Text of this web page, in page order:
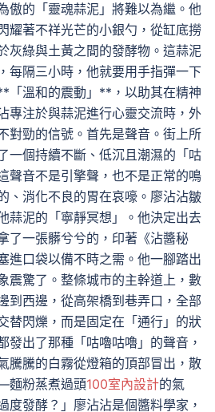
傲的「靈魂蒜泥」將難以為繼。他
耀著不祥光芒的小銀勺，從缸底撈
灰綠與土黃之間的發酵物。這蒜泥
每隔三小時，他就要用手指彈一下
「溫和的震動」**，以助其在精神
專注於與蒜泥進行心靈交流時，外
對勁的信號。首先是聲音。街上所
一個持續不斷、低沉且潮濕的「咕
音不是引擎聲，也不是正常的鳴
、消化不良的胃在哀嚎。廖沾沾皺
蒜泥的「寧靜冥想」。他決定出去
了一張髒兮兮的，印著《沾醬秘
進口袋以備不時之需。他一腳踏出
震驚了。整條城市的主幹道上，數
到西邊，從高架橋到巷弄口，全部
替閃爍，而是固定在「通行」的狀
發出了那種「咕嚕咕嚕」的聲音，
騰騰的白霧從燈箱的頂部冒出，散
麵粉蒸煮過頭100室內設計的氣
度發酵？」廖沾沾是個醬料學家，